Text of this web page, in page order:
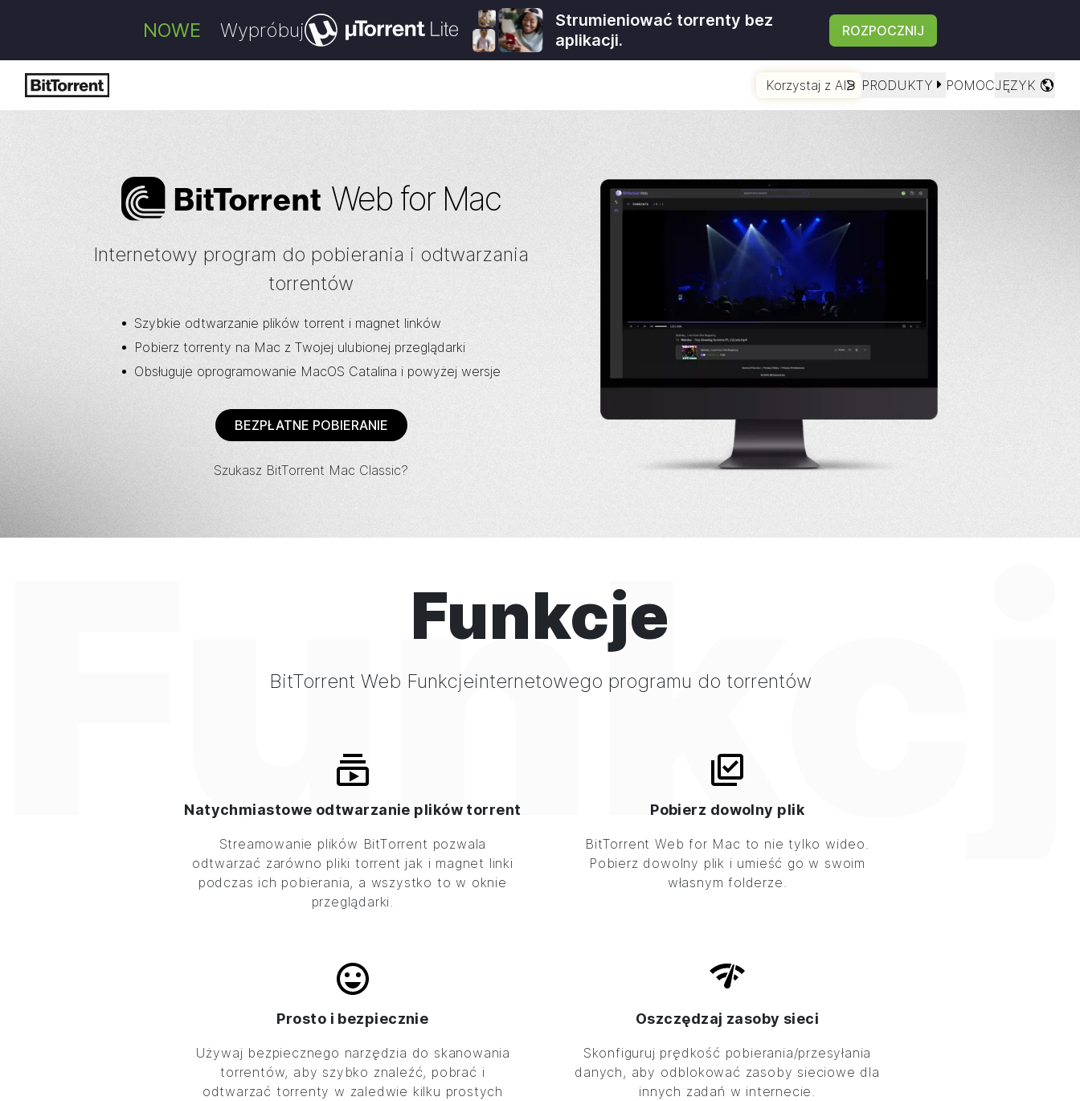
NOWE Wypróbuj
Strumieniować torrenty bez
aplikacji.
ROZPOCZNIJ
Korzystaj z AI PRODUKTY POMOCJĘZYK
BitTorrent Web for Mac
Internetowy program do pobierania i odtwarzania
torrentów
Szybkie odtwarzanie plików torrent i magnet linków
Pobierz torrenty na Mac z Twojej ulubionej przeglądarki
Obsługuje oprogramowanie MacOS Catalina i powyżej wersje
BEZPŁATNE POBIERANIE
Szukasz BitTorrent Mac Classic?
Funkcje
BitTorrentWeb Funkcjeinternetowego programu do torrentów
Natychmiastowe odtwarzanie plików torrent
Streamowanie plików BitTorrent pozwala
odtwarzać zarówno pliki torrent jak i magnet linki
podczas ich pobierania, a wszystko to w oknie
przeglądarki.
Pobierz dowolny plik
BitTorrent Web for Mac to nie tylko wideo.
Pobierz dowolny plik i umieść go w swoim
własnym folderze.
Prosto i bezpiecznie
Używaj bezpiecznego narzędzia do skanowania
torrentów, aby szybko znaleźć, pobrać i
odtwarzać torrenty w zaledwie kilku prostych
Oszczędzaj zasoby sieci
Skonfiguruj prędkość pobierania/przesyłania
danych, aby odblokować zasoby sieciowe dla
innych zadań w internecie.